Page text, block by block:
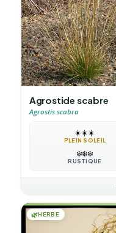
Agrostide scabre
Agrostis scabra
☀️☀️☀️
PLEIN SOLEIL
❄️❄️❄️
RUSTIQUE
🌿HERBE